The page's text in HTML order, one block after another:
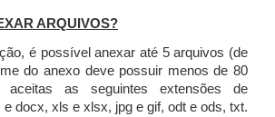
ARQUIVOS?
é possível anexar até 5 arquivos (de
do anexo deve possuir menos de 80
aceitas as seguintes extensões de
docx, xls e xlsx, jpg e gif, odt e ods, txt.